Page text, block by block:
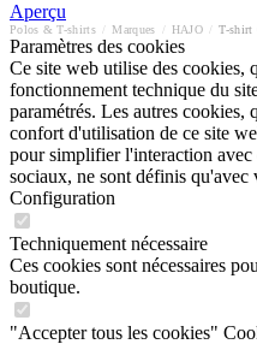
Aperçu
Polos & T-shirts Marques HAJO T-shirt
Paramètres des cookies
Ce site web utilise des cookies,
fonctionnement technique du
paramétrés. Les autres cookies,
confort d'utilisation de ce site
pour simplifier l'interaction avec
sociaux, ne sont définis qu'avec
Configuration
Techniquement nécessaire
Ces cookies sont nécessaires
boutique.
"Accepter tous les cookies"